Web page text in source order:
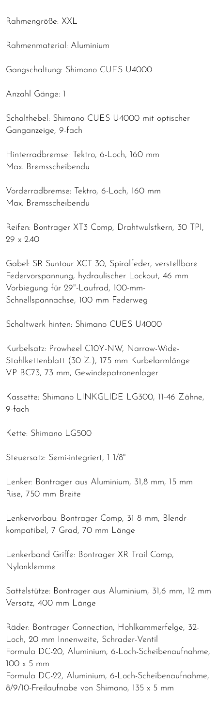
Rahmengröße: XXL
Rahmenmaterial: Aluminium
Gangschaltung: Shimano CUES U4000
Anzahl Gänge: 1
Schalthebel: Shimano CUES U4000 mit optischer
Ganganzeige, 9-fach
Hinterradbremse: Tektro, 6-Loch, 160 mm
Max. Bremsscheibendu
Vorderradbremse: Tektro, 6-Loch, 160 mm
Max. Bremsscheibendu
Reifen: Bontrager XT3 Comp, Drahtwulstkern, 30 TPI,
29 x 2.40
Gabel: SR Suntour XCT 30, Spiralfeder, verstellbare
Federvorspannung, hydraulischer Lockout, 46 mm
Vorbiegung für 29"-Laufrad, 100-mm-
Schnellspannachse, 100 mm Federweg
Schaltwerk hinten: Shimano CUES U4000
Kurbelsatz: Prowheel C10Y-NW, Narrow-Wide-
Stahlkettenblatt (30 Z.), 175 mm Kurbelarmlänge
VP BC73, 73 mm, Gewindepatronenlager
Kassette: Shimano LINKGLIDE LG300, 11-46 Zähne,
9-fach
Kette: Shimano LG500
Steuersatz: Semi-integriert, 1 1/8"
Lenker: Bontrager aus Aluminium, 31,8 mm, 15 mm
Rise, 750 mm Breite
Lenkervorbau: Bontrager Comp, 31 8 mm, Blendr-
kompatibel, 7 Grad, 70 mm Länge
Lenkerband Griffe: Bontrager XR Trail Comp,
Nylonklemme
Sattelstütze: Bontrager aus Aluminium, 31,6 mm, 12 mm
Versatz, 400 mm Länge
Räder: Bontrager Connection, Hohlkammerfelge, 32-
Loch, 20 mm Innenweite, Schrader-Ventil
Formula DC-20, Aluminium, 6-Loch-Scheibenaufnahme,
100 x 5 mm
Formula DC-22, Aluminium, 6-Loch-Scheibenaufnahme,
8/9/10-Freilaufnabe von Shimano, 135 x 5 mm